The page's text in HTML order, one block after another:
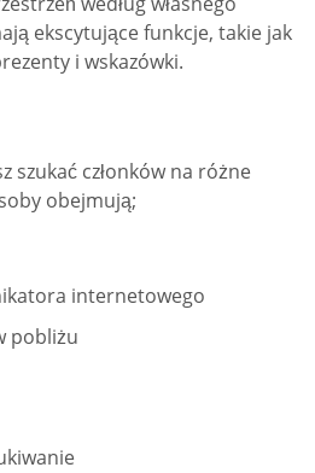
ekscytujące funkcje, takie jak
i wskazówki.
szukać członków na różne
obejmują;
internetowego
pobliżu